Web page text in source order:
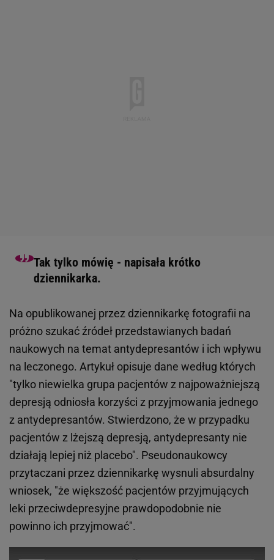
Tak tylko mówię - napisała krótko
dziennikarka.
Na opublikowanej przez dziennikarkę fotografii na
próżno szukać źródeł przedstawianych badań
naukowych na temat antydepresantów i ich wpływu
na leczonego. Artykuł opisuje dane według których
"tylko niewielka grupa pacjentów z najpoważniejszą
depresją odniosła korzyści z przyjmowania jednego
z antydepresantów. Stwierdzono, że w przypadku
pacjentów z lżejszą depresją, antydepresanty nie
działają lepiej niż placebo". Pseudonaukowcy
przytaczani przez dziennikarkę wysnuli absurdalny
wniosek, "że większość pacjentów przyjmujących
leki przeciwdepresyjne prawdopodobnie nie
powinno ich przyjmować".